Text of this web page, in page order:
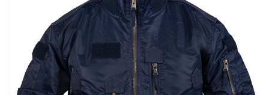
vēlmju
sarakstam